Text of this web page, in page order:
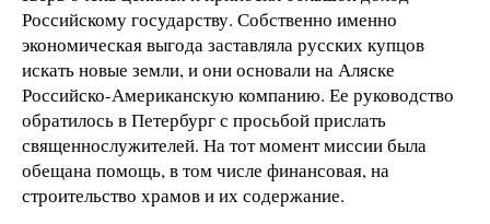
Российскому государству. Собственно именно
экономическая выгода заставляла русских купцов
искать новые земли, и они основали на Аляске
Российско-Американскую компанию. Ее руководство
обратилось в Петербург с просьбой прислать
священнослужителей. На тот момент миссии была
обещана помощь, в том числе финансовая, на
строительство храмов и их содержание.